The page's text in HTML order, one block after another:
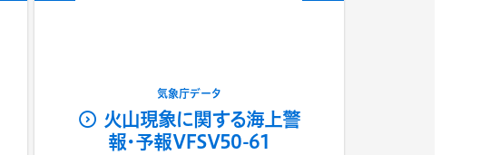
気象庁データ
火山現象に関する海上警
報・予報VFSV50-61